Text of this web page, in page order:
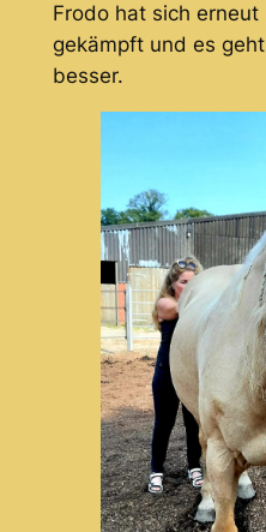
Frodo hat sich
gekämpft und es
besser.